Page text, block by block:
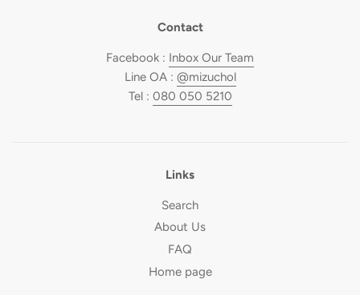
Contact
Facebook : Inbox Our Team
Line OA : @mizuchol
Tel : 080 050 5210
Links
Search
About Us
FAQ
Home page